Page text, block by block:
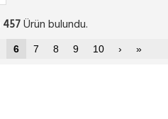
457Ürün bulundu.
6 7 8 9 10 › »